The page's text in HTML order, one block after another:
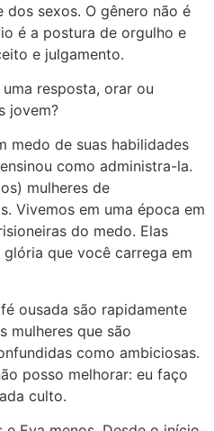
sexos. O gênero não é
é a postura de orgulho e
e julgamento.
resposta, orar ou
jovem?
medo de suas habilidades
como administra-la.
mulheres de
Vivemos em uma época em
do medo. Elas
que você carrega em
ousada são rapidamente
mulheres que são
como ambiciosas.
posso melhorar: eu faço
culto.